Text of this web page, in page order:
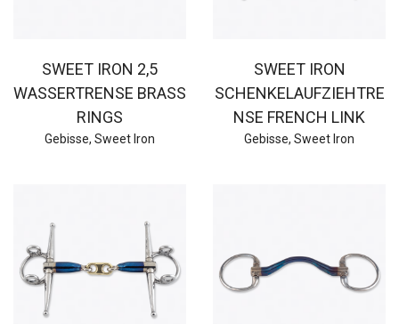
SWEET IRON 2,5
WASSERTRENSE BRASS
RINGS
Gebisse, Sweet Iron
SWEET IRON
SCHENKELAUFZIEHTRE
NSE FRENCH LINK
Gebisse, Sweet Iron